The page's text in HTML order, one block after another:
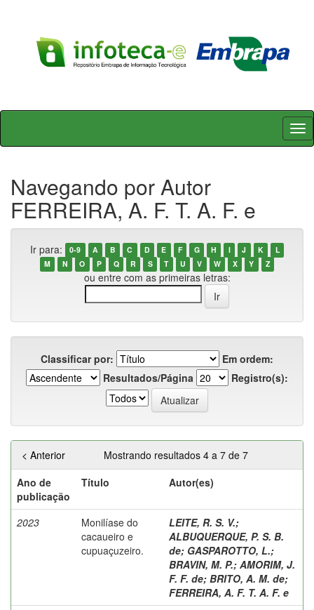
Skip
Navegando por Autor
FERREIRA, A. F. T. A. F. e
Ir para: 0-9 A B C D E F G H I J K
L
M
N O P Q R S T U V W X Y Z
ou entre com as primeiras letras:
Classificar por:
Em ordem:
Resultados/Página
Registro(s):
Mostrando resultados 4 a 7 de 7
< Anterior
Ano de
publicação
Título Autor(es)
2023
Monilíase do
cacaueiro e
cupuaçuzeiro.
LEITE, R. S. V.;
ALBUQUERQUE, P. S. B.
de; GASPAROTTO, L.;
BRAVIN, M. P.; AMORIM, J.
F. F. de; BRITO, A. M. de;
FERREIRA, A. F. T. A. F. e